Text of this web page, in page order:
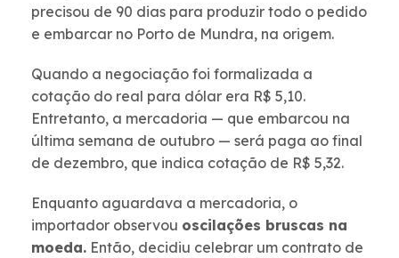
precisou de 90 dias para produzir todo o pedido
e embarcar no Porto de Mundra, na origem.
Quando a negociação foi formalizada a
cotação do real para dólar era R$ 5,10.
Entretanto, a mercadoria — que embarcou na
última semana de outubro — será paga ao final
de dezembro, que indica cotação de R$ 5,32.
Enquanto aguardava a mercadoria, o
importador observou oscilações bruscas na
moeda. Então, decidiu celebrar um contrato de